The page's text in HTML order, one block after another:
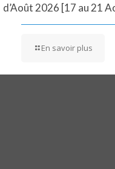
d’Août 2026 [17 au 21
En savoir plus